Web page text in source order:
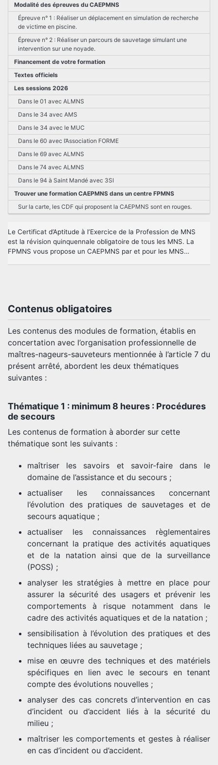
Modalité des épreuves du CAEPMNS
Épreuve n° 1 : Réaliser un déplacement en simulation de recherche
de victime en piscine.
Épreuve n° 2 : Réaliser un parcours de sauvetage simulant une
intervention sur une noyade.
Financement de votre formation
Textes officiels
Les sessions 2026
Dans le 01 avec ALMNS
Dans le 34 avec AMS
Dans le 34 avec le MUC
Dans le 60 avec l’Association FORME
Dans le 69 avec ALMNS
Dans le 74 avec ALMNS
Dans le 94 à Saint Mandé avec 3SI
Trouver une formation CAEPMNS dans un centre FPMNS
Sur la carte, les CDF qui proposent la CAEPMNS sont en rouges.
Le Certificat d’Aptitude à l’Exercice de la Profession de MNS
est la révision quinquennale obligatoire de tous les MNS. La
FPMNS vous propose un CAEPMNS par et pour les MNS…
Contenus obligatoires
Les contenus des modules de formation, établis en
concertation avec l’organisation professionnelle de
maîtres-nageurs-sauveteurs mentionnée à l’article 7 du
présent arrêté, abordent les deux thématiques
suivantes :
Thématique 1 : minimum 8 heures : Procédures
de secours
Les contenus de formation à aborder sur cette
thématique sont les suivants :
maîtriser les savoirs et savoir-faire dans le
domaine de l’assistance et du secours ;
actualiser les connaissances concernant
l’évolution des pratiques de sauvetages et de
secours aquatique ;
actualiser les connaissances règlementaires
concernant la pratique des activités aquatiques
et de la natation ainsi que de la surveillance
(POSS) ;
analyser les stratégies à mettre en place pour
assurer la sécurité des usagers et prévenir les
comportements à risque notamment dans le
cadre des activités aquatiques et de la natation ;
sensibilisation à l’évolution des pratiques et des
techniques liées au sauvetage ;
mise en œuvre des techniques et des matériels
spécifiques en lien avec le secours en tenant
compte des évolutions nouvelles ;
analyser des cas concrets d’intervention en cas
d’incident ou d’accident liés à la sécurité du
milieu ;
maîtriser les comportements et gestes à réaliser
en cas d’incident ou d’accident.